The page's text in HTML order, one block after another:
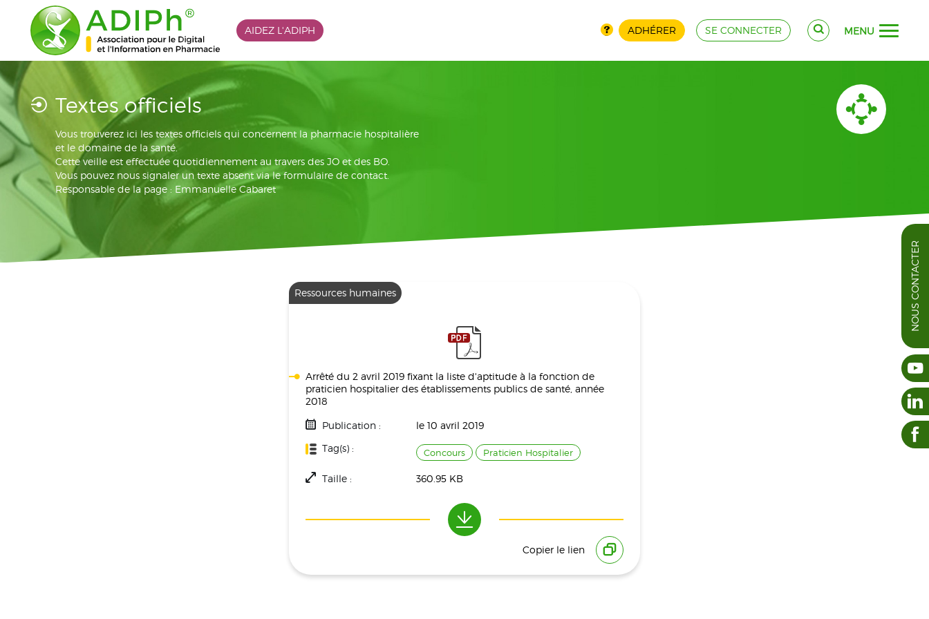
AIDEZ L'ADIPH ADHÉRER SE CONNECTER MENU
Textes officiels
Vous trouverez ici les textes officiels qui concernent la pharmacie hospitalière
et le domaine de la santé.
Cette veille est effectuée quotidiennement au travers des JO et des BO.
Vous pouvez nous signaler un texte absent via le formulaire de contact.
Responsable de la page : Emmanuelle Cabaret
Ressources humaines
Arrêté du 2 avril 2019 fixant la liste d'aptitude à la fonction de
praticien hospitalier des établissements publics de santé, année
2018
Publication :
le 10 avril 2019
Tag(s) :
Concours Praticien Hospitalier
Taille : 360.95 KB
Copier le lien
NOUS CONTACTER